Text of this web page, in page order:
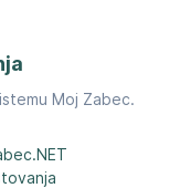
Moj Zabec.